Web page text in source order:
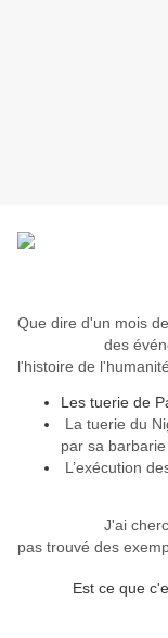
Que dire d'un mois
des
l'histoire de
Les tuerie de
La tuerie du
par sa
L’exécution
J'ai cherché
pas trouvé des
Est ce que